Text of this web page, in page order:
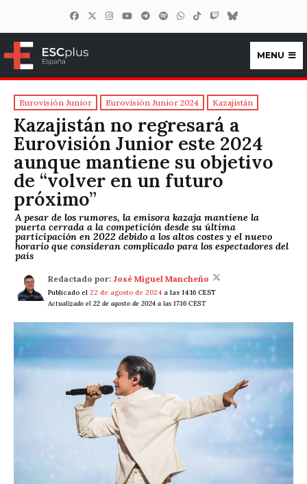
ESCplus España
MENU
Eurovisión Junior Eurovisión Junior 2024 Kazajistán
Kazajistán no regresará a
Eurovisión Junior este 2024
aunque mantiene su objetivo
de “volver en un futuro
próximo”
A pesar de los rumores, la emisora kazaja mantiene la
puerta cerrada a la competición desde su última
participación en 2022 debido a los altos costes y el nuevo
horario que consideran complicado para los espectadores del
país
Redactado por: José Miguel Mancheño
Publicado el 22 de agosto de 2024 a las 14:16 CEST
Actualizado el 22 de agosto de 2024 a las 17:16 CEST